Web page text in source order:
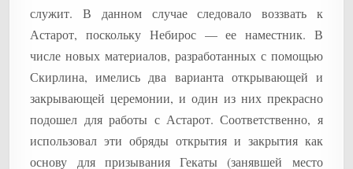
служит. В данном случае следовало воззвать к
Астарот, поскольку Небирос — ее наместник. В
числе новых материалов, разработанных с помощью
Скирлина, имелись два варианта открывающей и
закрывающей церемонии, и один из них прекрасно
подошел для работы с Астарот. Соответственно, я
использовал эти обряды открытия и закрытия как
основу для призывания Гекаты (занявшей место